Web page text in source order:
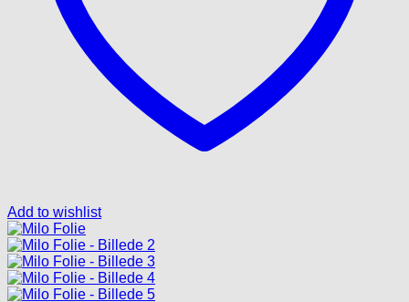
Add to wishlist